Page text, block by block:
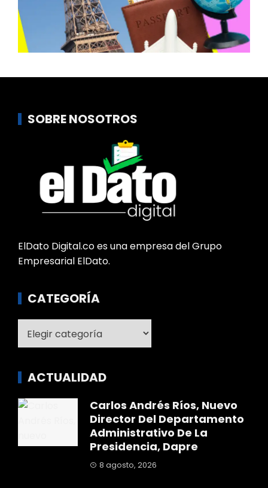
SOBRE NOSOTROS
ElDato Digital.co es una empresa del Grupo
Empresarial ElDato.
CATEGORÍA
ACTUALIDAD
Carlos Andrés Ríos, Nuevo
Director Del Departamento
Administrativo De La
Presidencia, Dapre
8 agosto, 2026